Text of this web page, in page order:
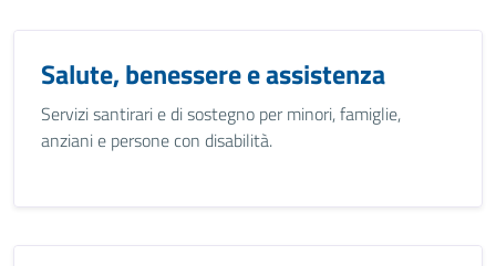
Salute, benessere e assistenza
Servizi santirari e di sostegno per minori, famiglie,
anziani e persone con disabilità.